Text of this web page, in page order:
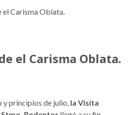
el Carisma Oblata.
el Carisma Oblata.
y principios de julio, la Visita